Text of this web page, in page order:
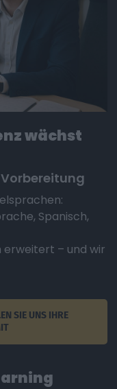
wächst
Spanisch,
erweitert – und wir
SIE UNS IHRE